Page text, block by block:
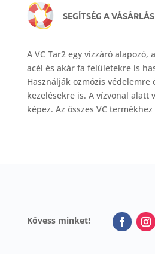
SEGÍTSÉG A
A VC Tar2 egy vízzáró alapozó,
acél és akár fa felületekre is
Használják ozmózis védelemre
kezelésekre is. A vízvonal alatt
képez. Az összes VC
Kövess minket!